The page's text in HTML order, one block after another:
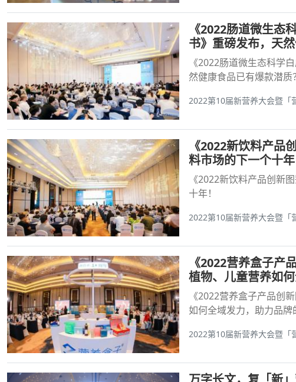
《2022肠道微生态
书》重磅发布，天
《2022肠道微生态科学
然健康食品已有爆款潜质
2022第10届新营养大会暨「
《2022新饮料产品
料市场的下一个十年
《2022新饮料产品创新
十年！
2022第10届新营养大会暨「
《2022营养盒子产
植物、儿童营养如
《2022营养盒子产品创
如何全域发力，助力品牌
2022第10届新营养大会暨「